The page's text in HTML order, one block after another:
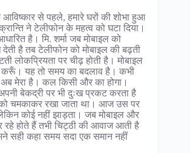
से पहले, हमारे घरों की शोभा हुआ
ने टेलीफोन के महत्व को घटा दिया।
है। मि. शर्मा जब मोबाइल को
है तब टेलीफोन को मोबाइल की बढ़ती
लोकप्रियता पर चीढ़ होती है। मोबाइल
करूँ। यह तो समय का बदलाव है। कभी
मेरा है। कल किसी और का होगा।
अपनी बेकद्री पर भी दुःख प्रकट करता है
चमकाकर रखा जाता था। आज उस पर
कोई नहीं झाड़ता। जब मोबाइल और
रहे होते हैं तभी चिट्ठी की आवाज आती है
सही कहा समय सदा एक समान नहीं